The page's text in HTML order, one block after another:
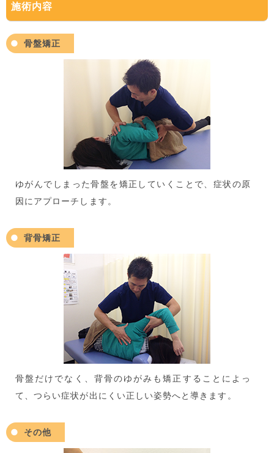
施術内容
骨盤矯正
ゆがんでしまった骨盤を矯正していくことで、症状の原
因にアプローチします。
背骨矯正
骨盤だけでなく、背骨のゆがみも矯正することによっ
て、つらい症状が出にくい正しい姿勢へと導きます。
その他